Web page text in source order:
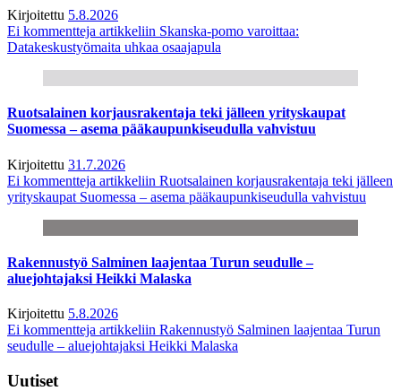
Kirjoitettu 5.8.2026
Ei kommentteja artikkeliin Skanska-pomo varoittaa:
Datakeskustyömaita uhkaa osaajapula
Ruotsalainen korjausrakentaja teki jälleen yrityskaupat
Suomessa – asema pääkaupunkiseudulla vahvistuu
Kirjoitettu 31.7.2026
Ei kommentteja artikkeliin Ruotsalainen korjausrakentaja teki jälleen
yrityskaupat Suomessa – asema pääkaupunkiseudulla vahvistuu
Rakennustyö Salminen laajentaa Turun seudulle –
aluejohtajaksi Heikki Malaska
Kirjoitettu 5.8.2026
Ei kommentteja artikkeliin Rakennustyö Salminen laajentaa Turun
seudulle – aluejohtajaksi Heikki Malaska
Uutiset